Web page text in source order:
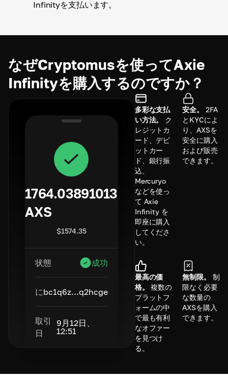
Infinityを支払います。
なぜCryptomusを使ってAxie
Infinityを購入するのですか？
1764.03891013
AXS
$1574.35
状態 成功
にbc1q6z...q2hcge
取引
日
9月12日、
12:51
多彩な支払
い方法。
ク
レジットカ
ード、デビ
ットカー
ド、銀行振
込、
Mercuryo
などを使っ
て Axie
Infinity を
即座に購入
してくださ
い。
安全。
2FA
とKYCによ
り、AXSを
安全に購入
および販売
できます。
最高の価
格。
複数の
プラットフ
ォームの中
で最も有利
なオファー
を見つけ
る。
無制限。
制
限なく必要
な数量の
AXSを購入
できます。